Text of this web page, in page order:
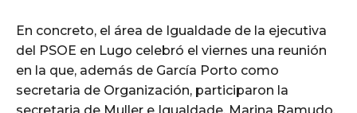
En concreto, el área de Igualdade de la ejecutiva
del PSOE en Lugo celebró el viernes una reunión
en la que, además de García Porto como
secretaria de Organización, participaron la